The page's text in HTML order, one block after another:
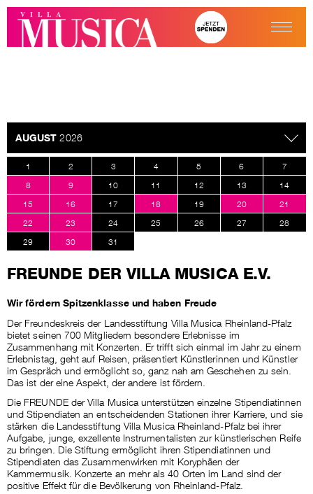
AUGUST2026
1 2 3 4 5 6
7
8
9 10 11 12 13
14
15
16 17 18 19 20
21
22
23 24 25 26 27
28
29
30 31
FREUNDE DER VILLA MUSICA E.V.
Wir fördern Spitzenklasse und haben Freude
Der Freundeskreis der Landesstiftung Villa Musica Rheinland-Pfalz
bietet seinen 700 Mitgliedern besondere Erlebnisse im
Zusammenhang mit Konzerten. Er trifft sich einmal im Jahr zu einem
Erlebnistag, geht auf Reisen, präsentiert Künstlerinnen und Künstler
im Gespräch und ermöglicht so, ganz nah am Geschehen zu sein.
Das ist der eine Aspekt, der andere ist fördern.
Die FREUNDE der Villa Musica unterstützen einzelne Stipendiatinnen
und Stipendiaten an entscheidenden Stationen ihrer Karriere, und sie
stärken die Landesstiftung Villa Musica Rheinland-Pfalz bei ihrer
Aufgabe, junge, exzellente Instrumentalisten zur künstlerischen Reife
zu bringen. Die Stiftung ermöglicht ihren Stipendiatinnen und
Stipendiaten das Zusammenwirken mit Koryphäen der
Kammermusik. Konzerte an mehr als 40 Orten im Land sind der
positive Effekt für die Bevölkerung von Rheinland-Pfalz.